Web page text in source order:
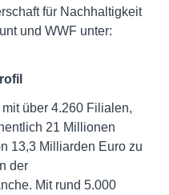
für Nachhaltigkeit
und WWF unter:
über 4.260 Filialen,
21 Millionen
13,3 Milliarden Euro zu
der
Mit rund 5.000